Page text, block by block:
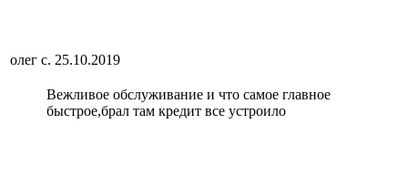
олег с. 25.10.2019
Вежливое обслуживание и что самое главное
быстрое,брал там кредит все устроило